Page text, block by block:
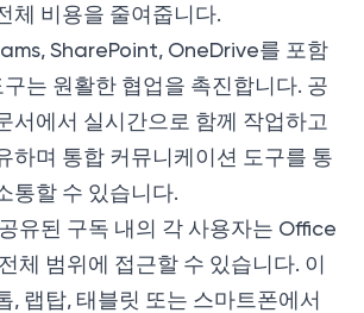
체 비용을 줄여줍니다.
SharePoint, OneDrive를 포함
는 원활한 협업을 촉진합니다. 공
서에서 실시간으로 함께 작업하고
하며 통합 커뮤니케이션 도구를 통
통할 수 있습니다.
유된 구독 내의 각 사용자는 Office
체 범위에 접근할 수 있습니다. 이
, 랩탑, 태블릿 또는 스마트폰에서